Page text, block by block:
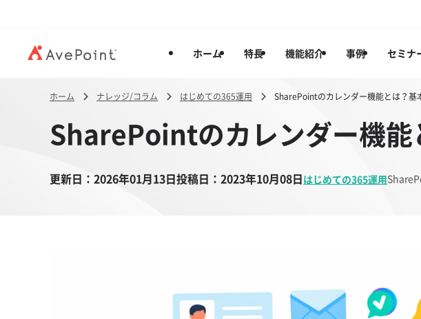
ホーム 特長 機能紹介 事例 セミナ
ホーム ナレッジ/コラム はじめての365運用 SharePointのカレンダー機能とは？基
SharePointのカレンダー機
更新日： 2026年01月13日投稿日： 2023年10月08日はじめての365運用